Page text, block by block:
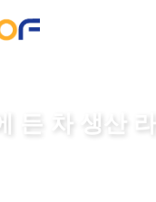
든 차 생산 라